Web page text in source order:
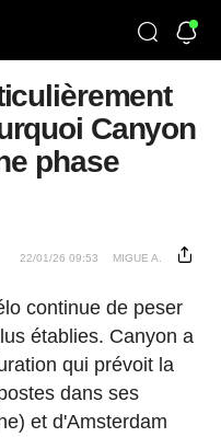
Canyon
phase
22/01/26 09:53 MIGUE A.
continue de peser
établies. Canyon a
qui prévoit la
dans ses
et d'Amsterdam